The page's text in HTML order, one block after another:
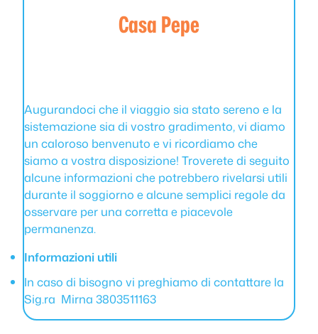
Casa Pepe
Augurandoci che il viaggio sia stato sereno e la
sistemazione sia di vostro gradimento, vi diamo
un caloroso benvenuto e vi ricordiamo che
siamo a vostra disposizione! Troverete di seguito
alcune informazioni che potrebbero rivelarsi utili
durante il soggiorno e alcune semplici regole da
osservare per una corretta e piacevole
permanenza.
Informazioni utili
In caso di bisogno vi preghiamo di contattare la
Sig.ra Mirna 3803511163